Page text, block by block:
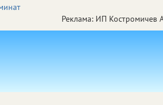
Реклама: ИП